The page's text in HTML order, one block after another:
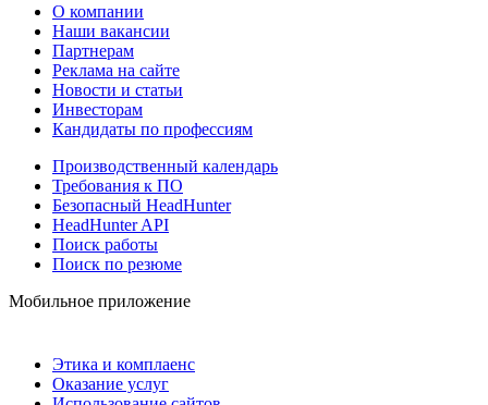
О компании
Наши вакансии
Партнерам
Реклама на сайте
Новости и статьи
Инвесторам
Кандидаты по профессиям
Производственный календарь
Требования к ПО
Безопасный HeadHunter
HeadHunter API
Поиск работы
Поиск по резюме
Мобильное приложение
Этика и комплаенс
Оказание услуг